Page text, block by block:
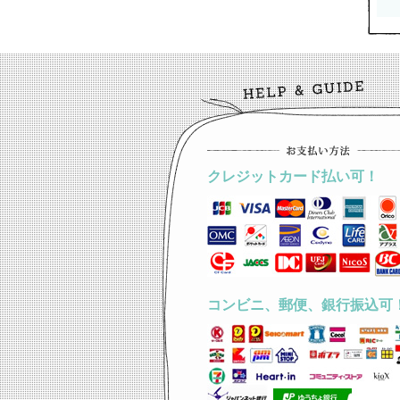
クレジットカード払い可！
コンビニ、郵便、銀行振込可